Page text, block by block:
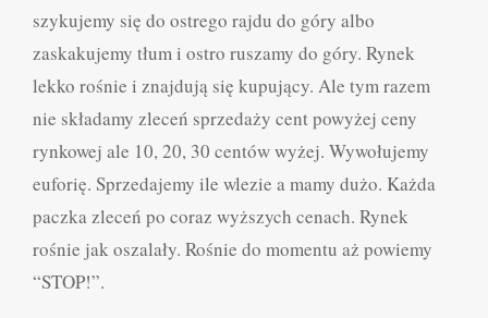
szykujemy się do ostrego rajdu do góry albo
zaskakujemy tłum i ostro ruszamy do góry. Rynek
lekko rośnie i znajdują się kupujący. Ale tym razem
nie składamy zleceń sprzedaży cent powyżej ceny
rynkowej ale 10, 20, 30 centów wyżej. Wywołujemy
euforię. Sprzedajemy ile wlezie a mamy dużo. Każda
paczka zleceń po coraz wyższych cenach. Rynek
rośnie jak oszalały. Rośnie do momentu aż powiemy
“STOP!”.